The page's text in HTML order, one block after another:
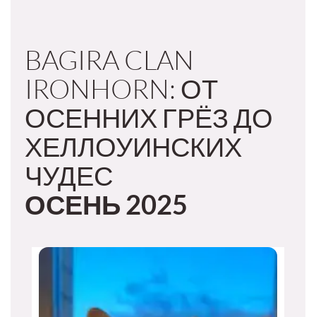
BAGIRA CLAN
IRONHORN: ОТ
ОСЕННИХ ГРЁЗ ДО
ХЕЛЛОУИНСКИХ
ЧУДЕС
ОСЕНЬ 2025